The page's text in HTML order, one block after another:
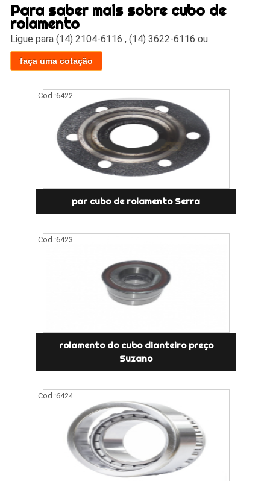
Para saber mais sobre cubo de
rolamento
Ligue para(14) 2104-6116 ,(14) 3622-6116 ou
faça uma cotação
Cod.:6422
par cubo de rolamento Serra
Cod.:6423
rolamento do cubo dianteiro preço
Suzano
Cod.:6424